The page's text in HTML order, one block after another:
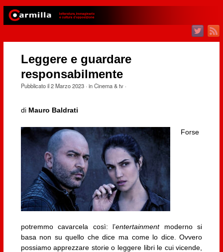
Leggere e guardare
responsabilmente
Pubblicato il2 Marzo 2023· inCinema & tv·
di Mauro Baldrati
Forse
potremmo cavarcela così: l’entertainmentmoderno si
basa non su quello che dice ma come lo dice. Ovvero
possiamo apprezzare storie o leggere libri le cui vicende,